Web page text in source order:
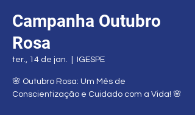
Campanha Outubro
Rosa
ter., 14 de jan. IGESPE
🌸 Outubro Rosa: Um Mês de
Conscientização e Cuidado com a Vida! 🌸